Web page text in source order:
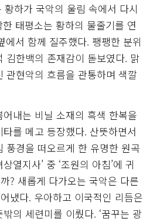
하가 국악의 울림 속에서 다시
태평소는 황하의 물줄기를 연
에서 함께 질주했다. 팽팽한 분위
김한백의 존재감이 돋보였다. 맑
관현악의 흐름을 관통하며 색깔
내는 비닐 소재의 흑색 한복을
를 메고 등장했다. 산뜻하면서
풍경을 떠오르게 한 유명한 원곡
열지사’ 중 ‘조원의 아침’에 귀
? 새롭게 다가오는 국악은 다른
냈다. 우아하고 이국적인 리듬은
의 세련미를 이뤘다. ‘꿈꾸는 광